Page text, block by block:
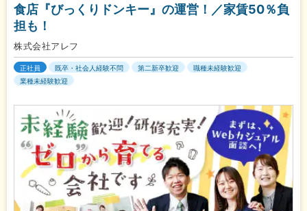
食店『びっくりドンキー』の運営！／家賃50％負
担も！
株式会社アレフ
正社員 既卒・社会人経験不問 第二新卒歓迎
職種未経験歓迎
業種未経験歓迎